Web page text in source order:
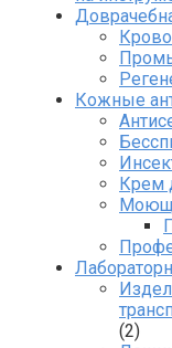
Кожные
Крем
(2)